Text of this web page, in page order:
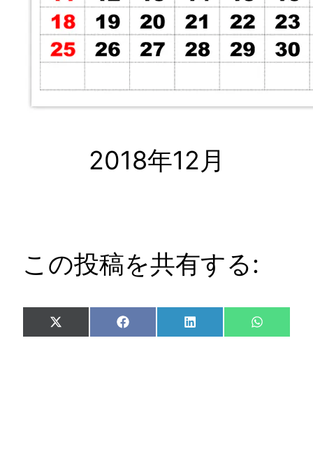
2018年12月
この投稿を共有する:
Share
on
X
(Twitter)
Share
on
Facebook
Share
on
LinkedIn
Share
on